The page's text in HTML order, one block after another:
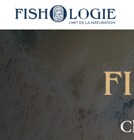
Aller